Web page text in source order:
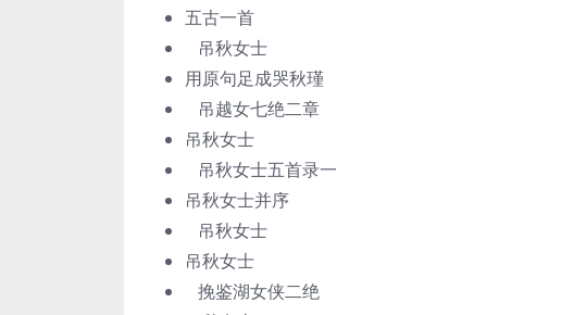
五古一首
吊秋女士
用原句足成哭秋瑾
吊越女七绝二章
吊秋女士
吊秋女士五首录一
吊秋女士并序
吊秋女士
吊秋女士
挽鉴湖女侠二绝